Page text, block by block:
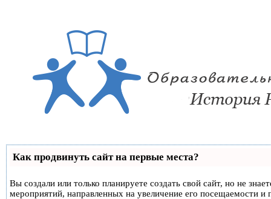
Как продвинуть сайт на первые места?
Вы создали или только планируете создать свой сайт, но не
мероприятий, направленных на увеличение его посещаемости